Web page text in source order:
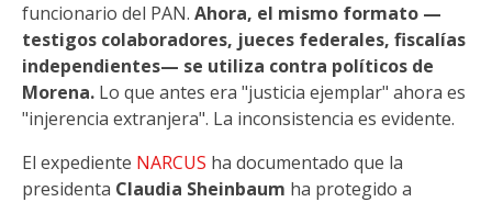
funcionario del PAN. Ahora, el mismo formato —
testigos colaboradores, jueces federales, fiscalías
independientes— se utiliza contra políticos de
Morena. Lo que antes era "justicia ejemplar" ahora es
"injerencia extranjera". La inconsistencia es evidente.
El expediente NARCUS ha documentado que la
presidenta Claudia Sheinbaum ha protegido a